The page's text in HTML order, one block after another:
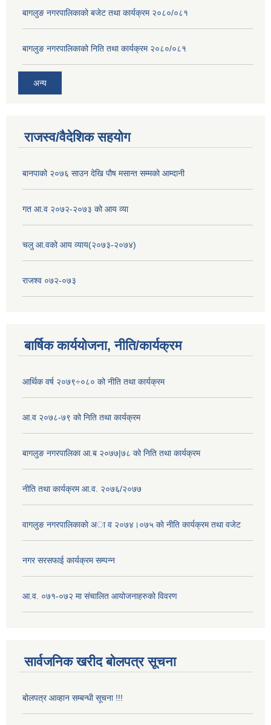
बागलुङ नगरपालिकाको बजेट तथा कार्यक्रम २०८०/०८१
बागलुङ नगरपालिकाको निति तथा कार्यक्रम २०८०/०८१
अन्य
राजस्व/वैदेशिक सहयोग
बानपाको २०७६ साउन देखि पौष मसान्त सम्मको आम्दानी
गत आ.व २०७२-२०७३ को आय व्या
चलु आ.वको आय व्याय(२०७३-२०७४)
राजश्व ०७२-०७३
बार्षिक कार्ययोजना, नीति/कार्यक्रम
आर्थिक वर्ष २०७९÷०८० को नीति तथा कार्यक्रम
आ.व २०७८-७९ को निति तथा कार्यक्रम
बागलुङ नगरपालिका आ.ब २०७७|७८ को निति तथा कार्यक्रम
नीति तथा कार्यक्रम आ.व. २०७६/२०७७
वागलुङ नगरपालिकाकाे अा‍ व २०७४।०७५ काे नीति कार्यक्रम तथा वजेट
नगर सरसफाई कार्यक्रम सम्पन्न
आ.व. ०७१-०७२ मा संचालित आयोजनाहरुको विवरण
सार्वजनिक खरीद बोलपत्र सूचना
बोलपत्र आव्हान सम्बन्धी सूचना !!!